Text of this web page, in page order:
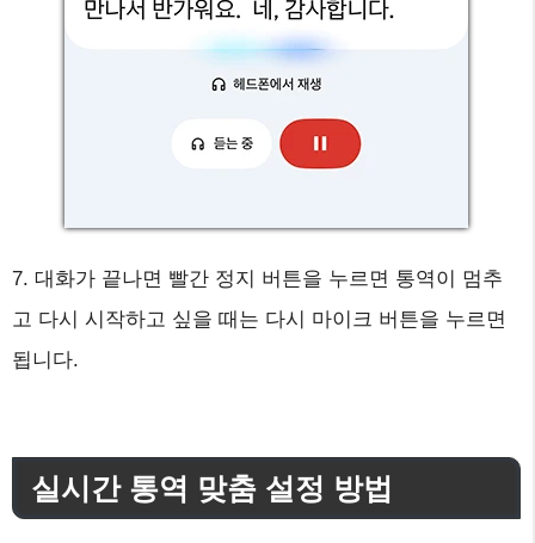
7. 대화가 끝나면 빨간 정지 버튼을 누르면 통역이 멈추
고 다시 시작하고 싶을 때는 다시 마이크 버튼을 누르면
됩니다.
실시간 통역 맞춤 설정 방법